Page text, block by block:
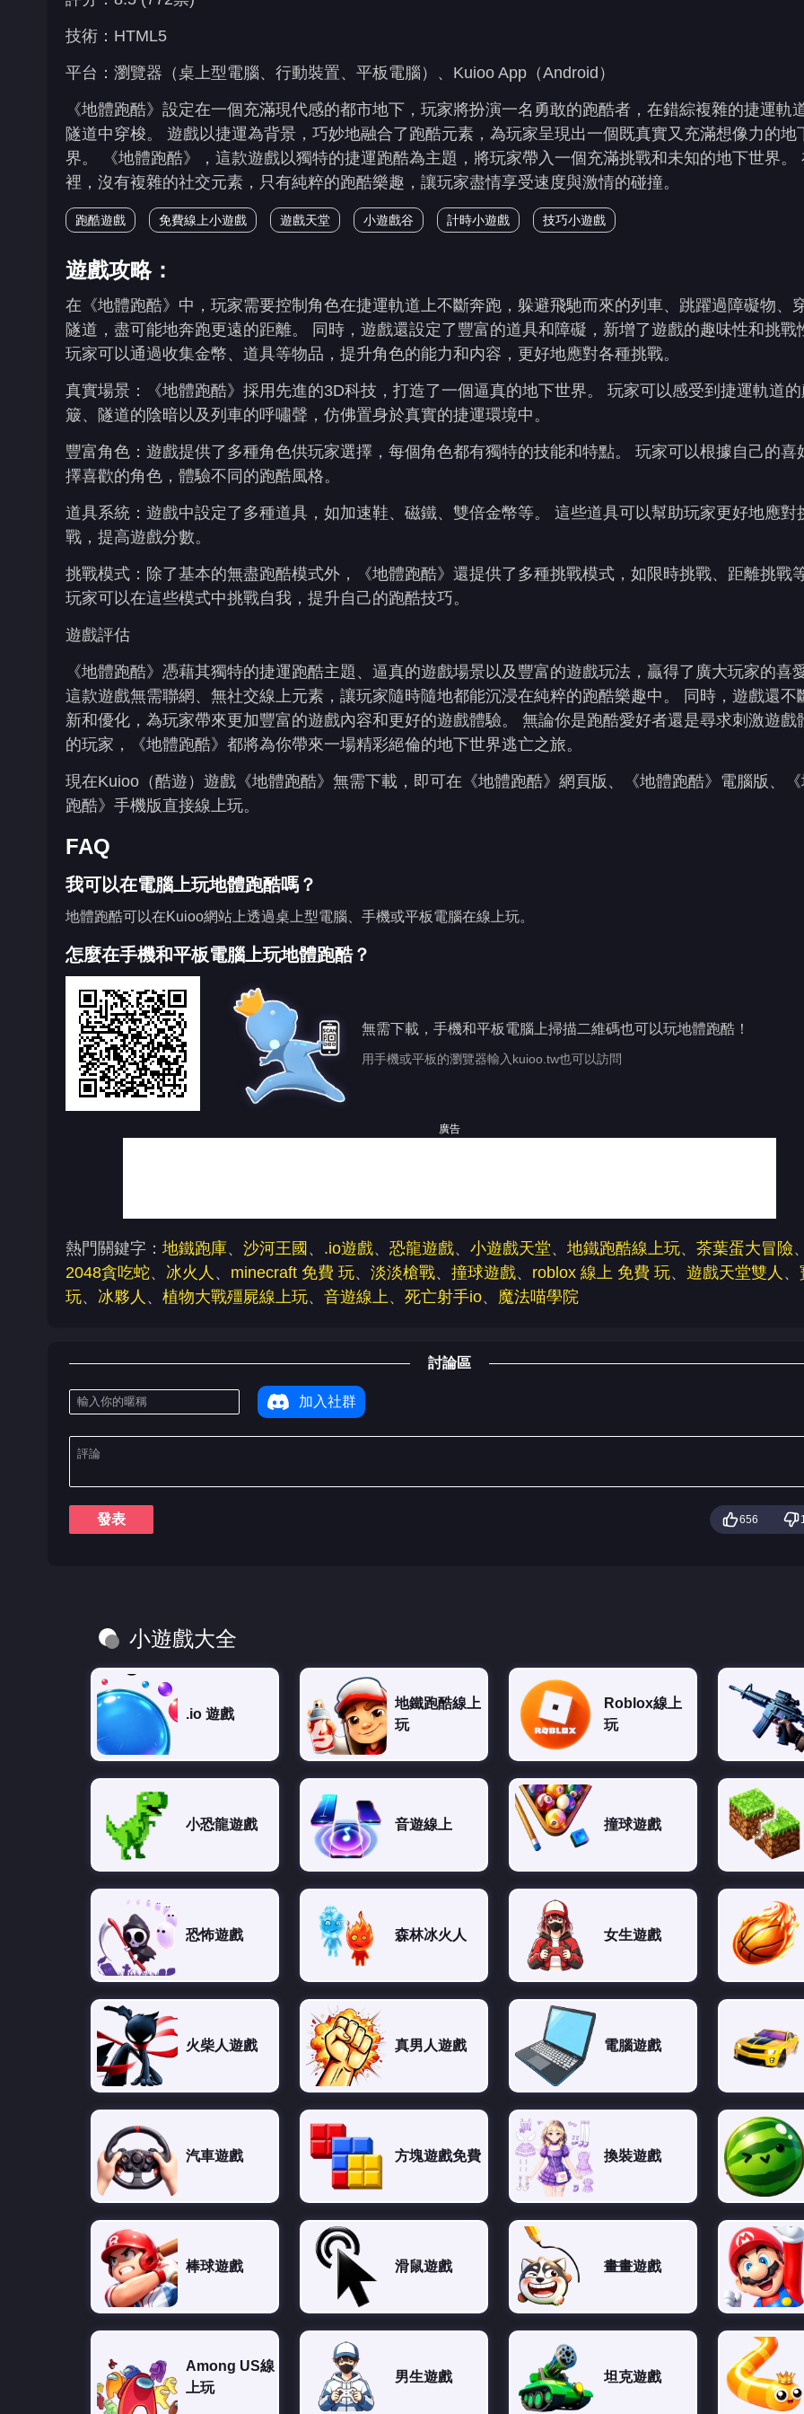
技術：HTML5
平台：瀏覽器（桌上型電腦、行動裝置、平板電腦）、Kuioo App（Android）
《地體跑酷》設定在一個充滿現代感的都市地下，玩家將扮演一名勇敢的跑酷者，在錯綜複雜的捷運軌
隧道中穿梭。 遊戲以捷運為背景，巧妙地融合了跑酷元素，為玩家呈現出一個既真實又充滿想像力的地
界。 《地體跑酷》，這款遊戲以獨特的捷運跑酷為主題，將玩家帶入一個充滿挑戰和未知的地下世界。
裡，沒有複雜的社交元素，只有純粹的跑酷樂趣，讓玩家盡情享受速度與激情的碰撞。
跑酷遊戲 免費線上小遊戲 遊戲天堂 小遊戲谷 計時小遊戲 技巧小遊戲
遊戲攻略：
在《地體跑酷》中，玩家需要控制角色在捷運軌道上不斷奔跑，躲避飛馳而來的列車、跳躍過障礙物、
隧道，盡可能地奔跑更遠的距離。 同時，遊戲還設定了豐富的道具和障礙，新增了遊戲的趣味性和挑戰
玩家可以通過收集金幣、道具等物品，提升角色的能力和内容，更好地應對各種挑戰。
真實場景：《地體跑酷》採用先進的3D科技，打造了一個逼真的地下世界。 玩家可以感受到捷運軌道
簸、隧道的陰暗以及列車的呼嘯聲，仿佛置身於真實的捷運環境中。
豐富角色：遊戲提供了多種角色供玩家選擇，每個角色都有獨特的技能和特點。 玩家可以根據自己的喜
擇喜歡的角色，體驗不同的跑酷風格。
道具系統：遊戲中設定了多種道具，如加速鞋、磁鐵、雙倍金幣等。 這些道具可以幫助玩家更好地應對
戰，提高遊戲分數。
挑戰模式：除了基本的無盡跑酷模式外，《地體跑酷》還提供了多種挑戰模式，如限時挑戰、距離挑戰等
玩家可以在這些模式中挑戰自我，提升自己的跑酷技巧。
遊戲評估
《地體跑酷》憑藉其獨特的捷運跑酷主題、逼真的遊戲場景以及豐富的遊戲玩法，贏得了廣大玩家的喜愛
這款遊戲無需聯網、無社交線上元素，讓玩家隨時隨地都能沉浸在純粹的跑酷樂趣中。 同時，遊戲還不
新和優化，為玩家帶來更加豐富的遊戲內容和更好的遊戲體驗。 無論你是跑酷愛好者還是尋求刺激遊戲
的玩家，《地體跑酷》都將為你帶來一場精彩絕倫的地下世界逃亡之旅。
現在Kuioo（酷遊）遊戲《地體跑酷》無需下載，即可在《地體跑酷》網頁版、《地體跑酷》電腦版、《
跑酷》手機版直接線上玩。
FAQ
我可以在電腦上玩地體跑酷嗎？
地體跑酷可以在Kuioo網站上透過桌上型電腦、手機或平板電腦在線上玩。
怎麼在手機和平板電腦上玩地體跑酷？
無需下載，手機和平板電腦上掃描二維碼也可以玩地體跑酷！
用手機或平板的瀏覽器輸入kuioo.tw也可以訪問
廣告
熱門關鍵字： 地鐵跑庫、 沙河王國 、 .io遊戲、 恐龍遊戲、 小遊戲天堂、 地鐵跑酷線上玩、 茶葉蛋大冒險、
2048貪吃蛇、 冰火人 、 minecraft 免費 玩、 淡淡槍戰、 撞球遊戲、 roblox 線上 免費 玩、 遊戲天堂雙人 、
玩、 冰夥人 、 植物大戰殭屍線上玩、 音遊線上、 死亡射手io、 魔法喵學院
討論區
加入社群
發表 656
小遊戲大全
.io 遊戲
地鐵跑酷線上
玩
Roblox線上
玩
小恐龍遊戲 音遊線上 撞球遊戲
恐怖遊戲 森林冰火人 女生遊戲
火柴人遊戲 真男人遊戲 電腦遊戲
汽車遊戲 方塊遊戲免費 換裝遊戲
棒球遊戲 滑鼠遊戲 畫畫遊戲
Among US線
上玩
男生遊戲 坦克遊戲